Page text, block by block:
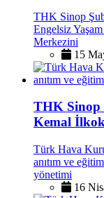
THK Sinop
Engelsiz
Merkezini
15
THK Sinop
Kemal
Türk Hava
anıtım ve
yönetimi
16